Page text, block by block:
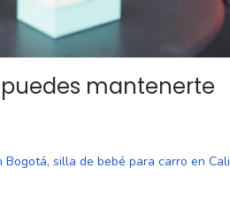
puedes mantenerte
Bogotá, silla de bebé para carro en Cali